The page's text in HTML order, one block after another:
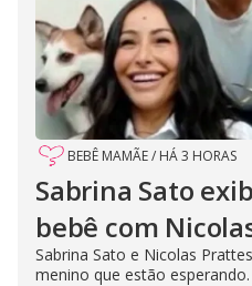
BEBÊ MAMÃE/ HÁ 3 HORAS
Sabrina Sato
bebê com
Sabrina Sato e Nicolas
menino que estão esperando.